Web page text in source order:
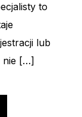
to
lub
nie […]